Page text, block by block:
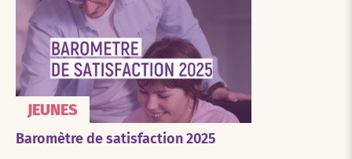
JEUNES
Baromètre de satisfaction 2025